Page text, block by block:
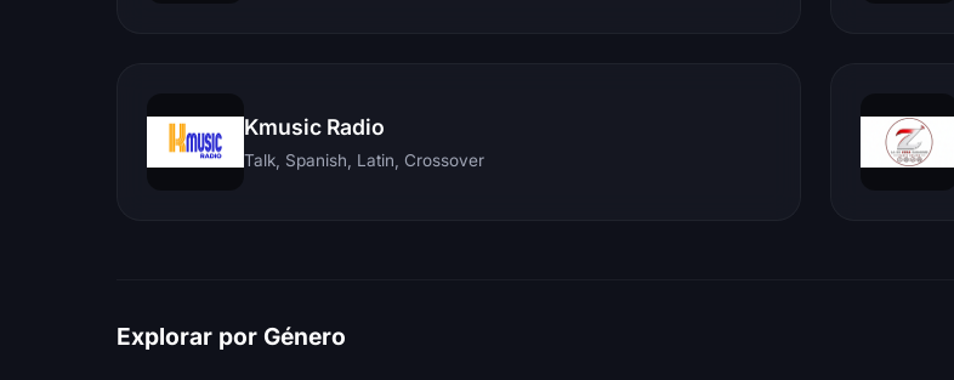
Kmusic Radio
Talk, Spanish, Latin, Crossover
Explorar por Género